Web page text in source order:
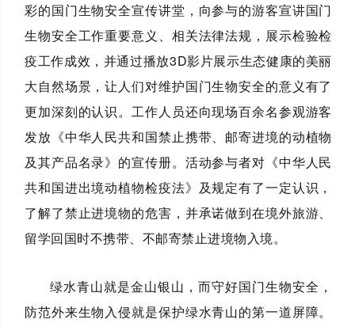
彩的国门生物安全宣传讲堂，向参与的游客宣讲国门
生物安全工作重要意义、相关法律法规，展示检验检
疫工作成效，并通过播放3D影片展示生态健康的美丽
大自然场景，让人们对维护国门生物安全的意义有了
更加深刻的认识。工作人员还向现场百余名参观游客
发放《中华人民共和国禁止携带、邮寄进境的动植物
及其产品名录》的宣传册。活动参与者对《中华人民
共和国进出境动植物检疫法》及规定有了一定认识，
了解了禁止进境物的危害，并承诺做到在境外旅游、
留学回国时不携带、不邮寄禁止进境物入境。
绿水青山就是金山银山，而守好国门生物安全，
防范外来生物入侵就是保护绿水青山的第一道屏障。